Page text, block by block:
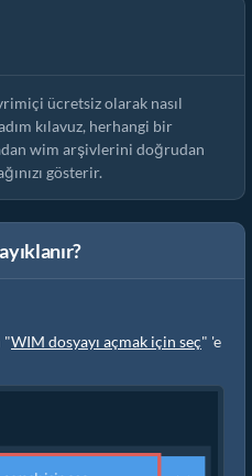
Nasıl Çıkarılır (Ücretsiz,
Yok)
ücretsiz olarak nasıl
kılavuz, herhangi bir
wim arşivlerini doğrudan
gösterir.
"WIM dosyayı açmak için seç" 'e